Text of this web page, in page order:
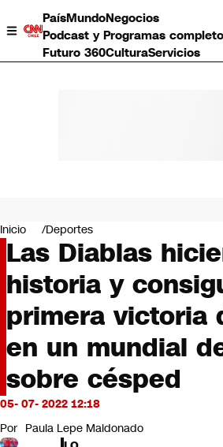
PaísMundoNegocios
Podcast y Programas
Futuro 360CulturaServicios
Negocios
Deportes
Programas completos
Cultura
Servicios
Bits
CNN tiempo
Futuro 360
Opinión
Inicio Deportes
Las Diablas
historia y
primera victoria
en un mundial
sobre césped
05- 07- 2022 12:18
Por Paula Lepe Maldonado